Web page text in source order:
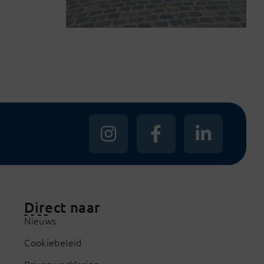
Direct naar
Nieuws
Cookiebeleid